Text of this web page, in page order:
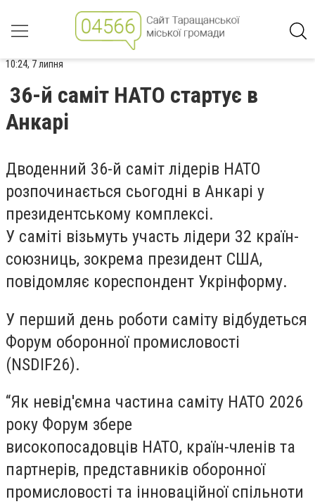
10:24, 7 липня
36-й саміт НАТО стартує в
Анкарі
Дводенний 36-й саміт лідерів НАТО
розпочинається сьогодні в Анкарі у
президентському комплексі.
У саміті візьмуть участь лідери 32 країн-
союзниць, зокрема президент США,
повідомляє кореспондент Укрінформу.
У перший день роботи саміту відбудеться
Форум оборонної промисловості
(NSDIF26).
“Як невід'ємна частина саміту НАТО 2026
року Форум збере
високопосадовців НАТО, країн-членів та
партнерів, представників оборонної
промисловості та інноваційної спільноти